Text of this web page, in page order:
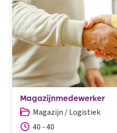
Magazijnmedewerker
Magazijn / Logistiek
40 - 40